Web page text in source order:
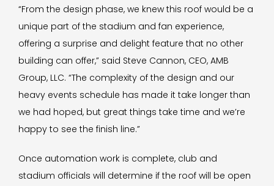
“From the design phase, we knew this roof would be a
unique part of the stadium and fan experience,
offering a surprise and delight feature that no other
building can offer,” said Steve Cannon, CEO, AMB
Group, LLC. “The complexity of the design and our
heavy events schedule has made it take longer than
we had hoped, but great things take time and we’re
happy to see the finish line.”
Once automation work is complete, club and
stadium officials will determine if the roof will be open